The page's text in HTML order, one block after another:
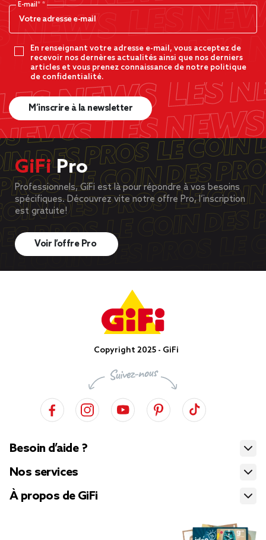
E-mail*
En renseignant votre adresse e-mail, vous acceptez de
recevoir nos dernères actualités ainsi que nos derniers
articles et vous prenez connaissance de notre politique
de confidentialité.
M’inscrire à la newsletter
GiFiPro
Professionnels, GiFi est là pour répondre à vos besoins
spécifiques. Découvrez vite notre offre Pro, l’inscription
est gratuite!
Voir l’offre Pro
Copyright 2025 - GiFi
Besoin d’aide ?
Nos services
À propos de GiFi